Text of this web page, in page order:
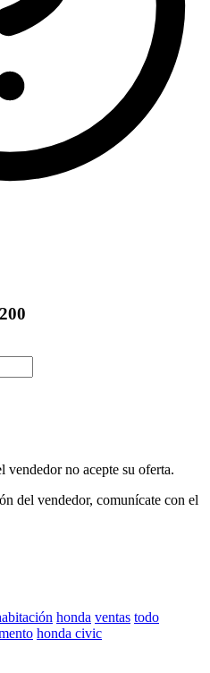
vendedor no acepte su oferta.
del vendedor, comunícate con el
honda ventas todo
honda civic